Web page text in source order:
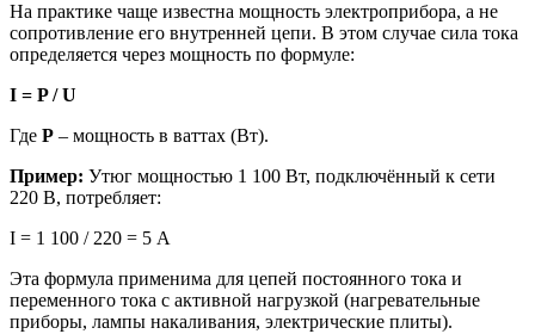
На практике чаще известна мощность электроприбора, а не
сопротивление его внутренней цепи. В этом случае сила тока
определяется через мощность по формуле:
I = P / U
Где P – мощность в ваттах (Вт).
Пример: Утюг мощностью 1 100 Вт, подключённый к сети
220 В, потребляет:
I = 1 100 / 220 = 5 А
Эта формула применима для цепей постоянного тока и
переменного тока с активной нагрузкой (нагревательные
приборы, лампы накаливания, электрические плиты).